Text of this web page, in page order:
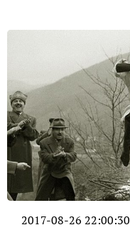
2017-08-26 22:00:30